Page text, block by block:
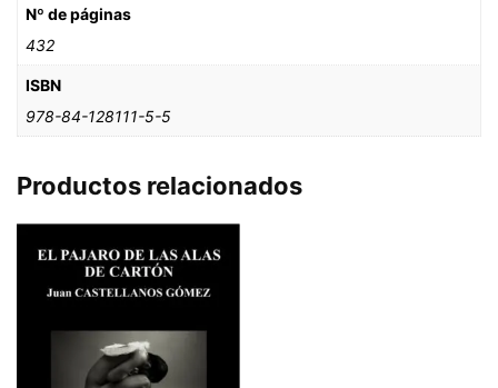
Nº de páginas
432
ISBN
978-84-128111-5-5
Productos relacionados